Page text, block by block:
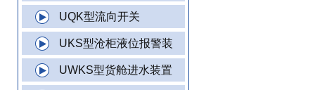
UQK型流向开关
UKS型沧柜液位报警装
UWKS型货舱进水装置